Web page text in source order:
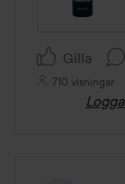
Gilla
710 visningar